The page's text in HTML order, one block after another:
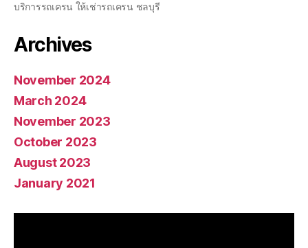
บริการรถเครน ให้เช่ารถเครน ชลบุรี
Archives
November 2024
March 2024
November 2023
October 2023
August 2023
January 2021